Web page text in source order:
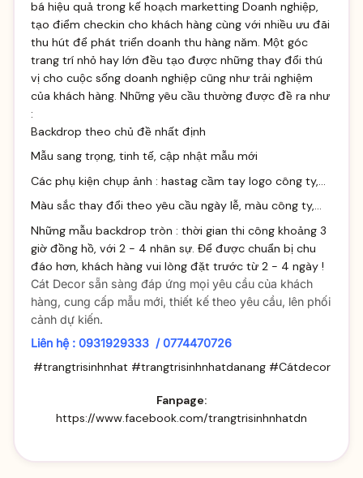
bá hiệu quả trong kế hoạch marketting Doanh nghiệp,
tạo điểm checkin cho khách hàng cùng với nhiều ưu đãi
thu hút để phát triển doanh thu hàng năm. Một góc
trang trí nhỏ hay lớn đều tạo được những thay đổi thú
vị cho cuộc sống doanh nghiệp cũng như trải nghiệm
của khách hàng. Những yêu cầu thường được đề ra như
:
Backdrop theo chủ đề nhất định
Mẫu sang trọng, tinh tế, cập nhật mẫu mới
Các phụ kiện chụp ảnh : hastag cầm tay logo công ty,...
Màu sắc thay đổi theo yêu cầu ngày lễ, màu công ty,...
Những mẫu backdrop tròn : thời gian thi công khoảng 3
giờ đồng hồ, với 2 - 4 nhân sự. Để được chuẩn bị chu
đáo hơn, khách hàng vui lòng đặt trước từ 2 - 4 ngày !
Cát Decor sẵn sàng đáp ứng mọi yêu cầu của khách
hàng, cung cấp mẫu mới, thiết kế theo yêu cầu, lên phối
cảnh dự kiến.
Liên hệ : 0931929333 / 0774470726
#trangtrisinhnhat #trangtrisinhnhatdanang #Cátdecor
Fanpage:
https://www.facebook.com/trangtrisinhnhatdn